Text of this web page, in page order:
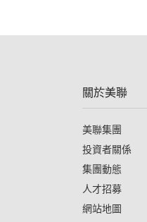
關於美聯
美聯集團
投資者關係
集團動態
人才招募
網站地圖